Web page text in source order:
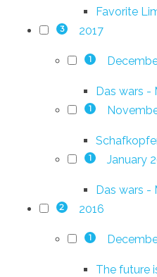
Favorite
3 2017
1
Das wars -
1
1 January
Das wars -
2 2016
1
The future